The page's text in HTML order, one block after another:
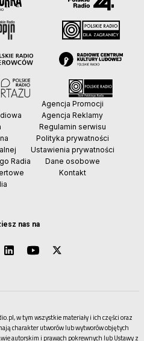
nas na
Radia
Agencja Promocji
Agencja Reklamy
Regulamin serwisu
Polityka prywatności
Ustawienia prywatności
Dane osobowe
Kontakt
w tym wszystkie materiały i ich części oraz
charakter utworów lub wytworów objętych
autorskim i prawach pokrewnych lub Ustawy z